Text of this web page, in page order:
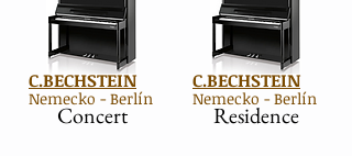
C.BECHSTEIN
Nemecko - Berlín
Concert
C.BECHSTEIN
Nemecko - Berlín
Residence